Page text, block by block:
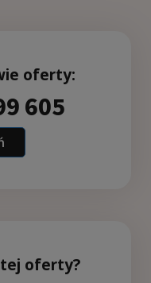
oferty:
605
oferty?